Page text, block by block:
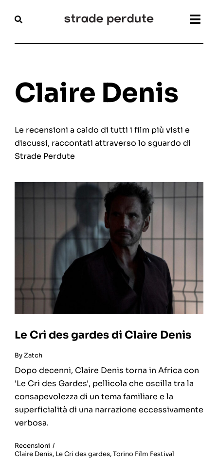
Magazine
Interviste
Claire Denis
Le recensioni a caldo di tutti i film più visti e
discussi, raccontati attraverso lo sguardo di
Strade Perdute
Le Cri des gardes di Claire Denis
ByZatch
Dopo decenni, Claire Denis torna in Africa con
'Le Cri des Gardes', pellicola che oscilla tra la
consapevolezza di un tema familiare e la
superficialità di una narrazione eccessivamente
verbosa.
Recensioni /
Claire Denis, Le Cri des gardes,Torino Film Festival